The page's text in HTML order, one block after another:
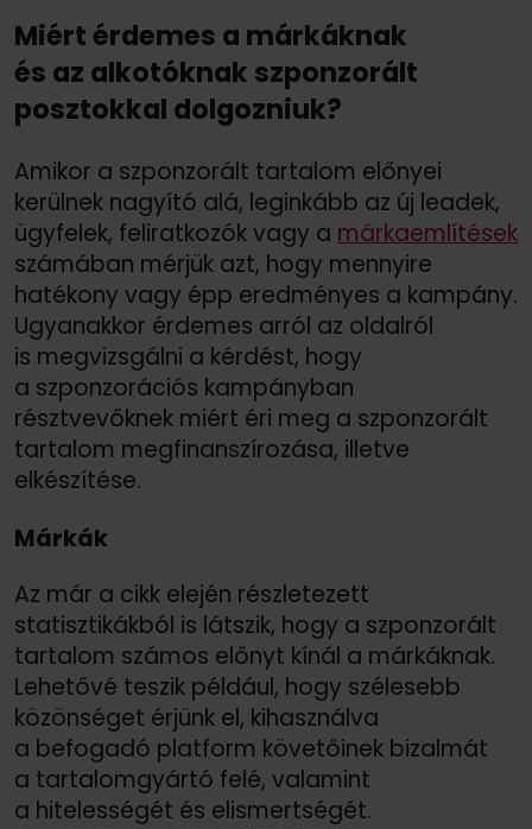
Miért érdemes a márkáknak
és az alkotóknak szponzorált
posztokkal dolgozniuk?
Amikor a szponzorált tartalom előnyei
kerülnek nagyító alá, leginkább az új leadek,
ügyfelek, feliratkozók vagy a márkaemlítések
számában mérjük azt, hogy mennyire
hatékony vagy épp eredményes a kampány.
Ugyanakkor érdemes arról az oldalról
is megvizsgálni a kérdést, hogy
a szponzorációs kampányban
résztvevőknek miért éri meg a szponzorált
tartalom megfinanszírozása, illetve
elkészítése.
Márkák
Az már a cikk elején részletezett
statisztikákból is látszik, hogy a szponzorált
tartalom számos előnyt kínál a márkáknak.
Lehetővé teszik például, hogy szélesebb
közönséget érjünk el, kihasználva
a befogadó platform követőinek bizalmát
a tartalomgyártó felé, valamint
a hitelességét és elismertségét.